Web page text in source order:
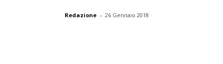
Redazione - 26 Gennaio 2018